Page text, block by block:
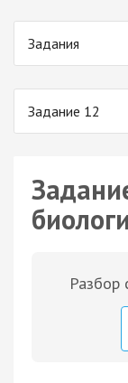
Задания
Задание 12
Разбор